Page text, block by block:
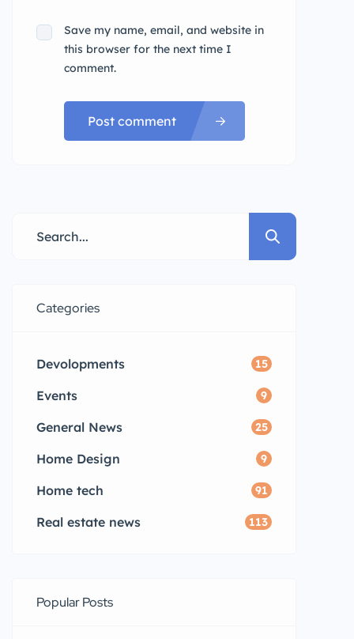
Save my name, email, and website in
this browser for the next time I
comment.
Post comment
Categories
Devolopments 15
Events 9
General News 25
Home Design 9
Home tech 91
Real estate news 113
Popular Posts